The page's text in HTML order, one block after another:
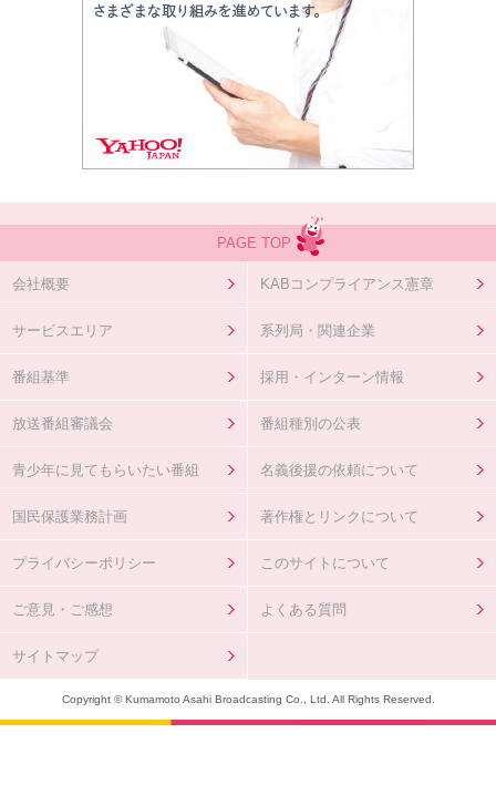
PAGE TOP
会社概要 KABコンプライアンス憲章
サービスエリア 系列局・関連企業
番組基準 採用・インターン情報
放送番組審議会 番組種別の公表
青少年に見てもらいたい番組 名義後援の依頼について
国民保護業務計画 著作権とリンクについて
プライバシーポリシー このサイトについて
ご意見・ご感想 よくある質問
サイトマップ
Copyright © Kumamoto Asahi Broadcasting Co., Ltd. All Rights Reserved.